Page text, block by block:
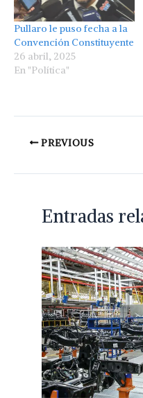
Pullaro le puso fecha a la
Convención Constituyente
26 abril, 2025
En "Política"
PREVIOUS
Entradas